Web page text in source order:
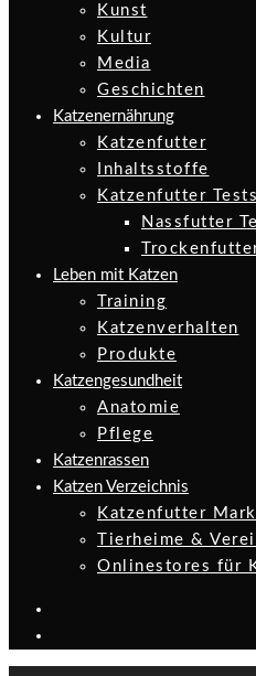
Kunst
Kultur
Media
Geschichten
Katzenernährung
Katzenfutter
Inhaltsstoffe
Katzenfutter Tests
Nassfutter
Leben mit Katzen
Training
Katzenverhalten
Produkte
Katzengesundheit
Anatomie
Pflege
Katzenrassen
Katzen Verzeichnis
Katzenfutter
Tierheime &
Onlinestores für